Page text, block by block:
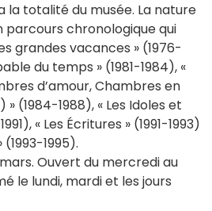
la totalité du musée. La nature
parcours chronologique qui
grandes vacances » (1976-
du temps » (1981-1984), «
d’amour, Chambres en
(1984-1988), « Les Idoles et
« Les Écritures » (1991-1993)
(1993-1995).
Ouvert du mercredi au
le lundi, mardi et les jours